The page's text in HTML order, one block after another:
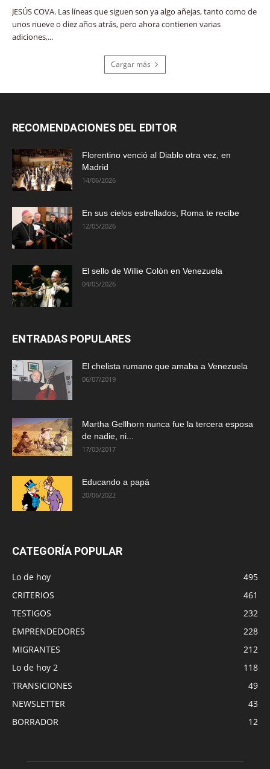
JESÚS COVA. Las líneas que siguen son ya algo añejas, tanto como de
unos nueve o diez años atrás, pero ahora contienen varias
adiciones,...
Cargar más
RECOMENDACIONES DEL EDITOR
Florentino venció al Diablo otra vez, en
Madrid
14/06/2026
En sus cielos estrellados, Roma te recibe
12/05/2026
El sello de Willie Colón en Venezuela
04/05/2026
ENTRADAS POPULARES
El chelista rumano que amaba a Venezuela
06/07/2019
Martha Gellhorn nunca fue la tercera esposa
de nadie, ni...
17/03/2017
Educando a papá
20/06/2022
CATEGORÍA POPULAR
Lo de hoy
495
CRITERIOS
461
TESTIGOS
232
EMPRENDEDORES
228
MIGRANTES
212
Lo de hoy 2
118
TRANSICIONES
49
NEWSLETTER
43
BORRADOR
12